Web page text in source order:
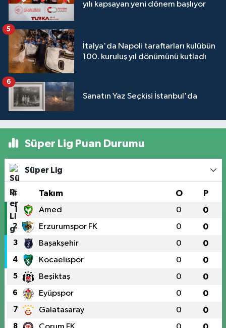
yılı kapsayan yeni dönem başlıyor
İtalya'da Napoli taraftarları kulübün
100. kuruluş yıl dönümünü kutladı
5
Sanatın Yaz Seçkisi İstanbul'da
6
Süper Lig Puan Durumu
Süper Lig
# Takım O P
1 Amed 0 0
2 Erzurumspor FK 0 0
3 Başakşehir 0 0
4 Kocaelispor 0 0
5 Beşiktaş 0 0
6 Eyüpspor 0 0
7 Galatasaray 0 0
8